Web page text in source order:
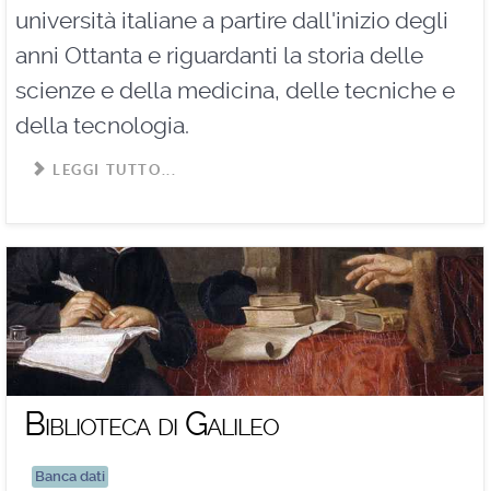
università italiane a partire dall'inizio degli
anni Ottanta e riguardanti la storia delle
scienze e della medicina, delle tecniche e
della tecnologia.
LEGGI TUTTO...
Biblioteca di Galileo
Banca dati